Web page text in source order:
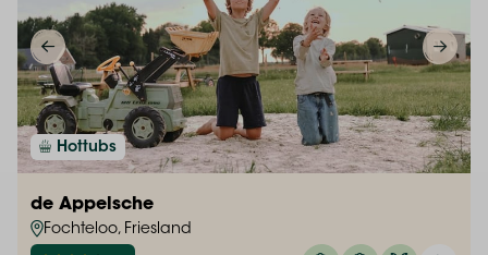
Hottubs
de Appelsche
Fochteloo, Friesland